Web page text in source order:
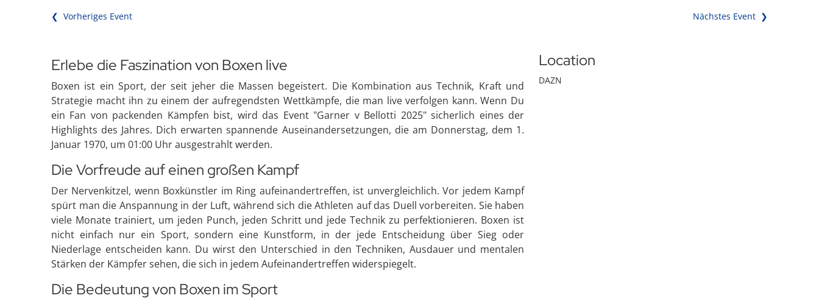
❮ Vorheriges Event Nächstes Event ❯
Erlebe die Faszination von Boxen live
Boxen ist ein Sport, der seit jeher die Massen begeistert. Die Kombination aus Technik, Kraft und
Strategie macht ihn zu einem der aufregendsten Wettkämpfe, die man live verfolgen kann. Wenn Du
ein Fan von packenden Kämpfen bist, wird das Event "Garner v Bellotti 2025" sicherlich eines der
Highlights des Jahres. Dich erwarten spannende Auseinandersetzungen, die am Donnerstag, dem 1.
Januar 1970, um 01:00 Uhr ausgestrahlt werden.
Die Vorfreude auf einen großen Kampf
Der Nervenkitzel, wenn Boxkünstler im Ring aufeinandertreffen, ist unvergleichlich. Vor jedem Kampf
spürt man die Anspannung in der Luft, während sich die Athleten auf das Duell vorbereiten. Sie haben
viele Monate trainiert, um jeden Punch, jeden Schritt und jede Technik zu perfektionieren. Boxen ist
nicht einfach nur ein Sport, sondern eine Kunstform, in der jede Entscheidung über Sieg oder
Niederlage entscheiden kann. Du wirst den Unterschied in den Techniken, Ausdauer und mentalen
Stärken der Kämpfer sehen, die sich in jedem Aufeinandertreffen widerspiegelt.
Die Bedeutung von Boxen im Sport
Location
DAZN